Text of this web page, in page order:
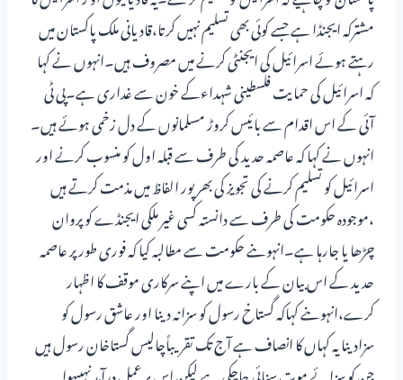
مشترکہ ایجنڈا ہے جسے کوئی بھی تسلیم نہیں کرتا،قادیانی ملک پاکستان میں
رہتے ہوئے اسرائیل کی ایجنٹی کرنے میں مصروف ہیں۔انہوں نے کہا
کہ اسرائیل کی حمایت فلسطینی شہداءکے خون سے غداری ہے۔پی ٹی
آئی کے اس اقدام سے بائیس کروڑ مسلمانوں کے دل زخمی ہوئے ہیں۔
انہوں نے کہا کہ عاصمہ حدید کی طرف سے قبلہ اول کو منسوب کرنے اور
اسرائیل کو تسلیم کرنے کی تجویز کی بھرپور الفاظ میں مذمت کرتے ہیں
،موجودہ حکومت کی طرف سے دانستہ کسی غیر ملکی ایجنڈے کو پروان
چڑھا یا جارہا ہے۔انہوںنے حکومت سے مطالبہ کیا کہ فوری طورپر عاصمہ
حدید کے اس بیان کے بارے میں اپنے سرکاری موقف کا اظہار
کرے،انہوںنے کہاکہ گستاخ رسول کو سزانہ دینا اور عاشق رسول کو
سزادینا یہ کہاں کا انصاف ہے آج تک تقریباًچالیس گستاخان رسول ہیں